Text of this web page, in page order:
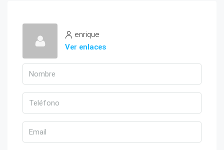
enrique
Ver enlaces